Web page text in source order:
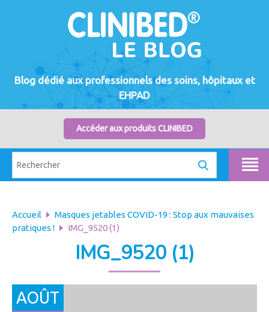
Accéder aux produits CLINIBED
Blog dédié aux professionnels des soins, hôpitaux et
EHPAD
Accueil
Masques jetables COVID-19 : Stop aux mauvaises
pratiques !
IMG_9520 (1)
IMG_9520 (1)
AOÛT